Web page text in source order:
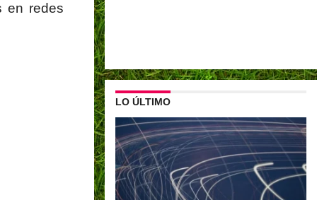
en redes
LO ÚLTIMO